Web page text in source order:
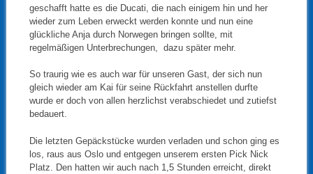
geschafft hatte es die Ducati, die nach einigem hin und her
wieder zum Leben erweckt werden konnte und nun eine
glückliche Anja durch Norwegen bringen sollte, mit
regelmäßigen Unterbrechungen, dazu später mehr.
So traurig wie es auch war für unseren Gast, der sich nun
gleich wieder am Kai für seine Rückfahrt anstellen durfte
wurde er doch von allen herzlichst verabschiedet und zutiefst
bedauert.
Die letzten Gepäckstücke wurden verladen und schon ging es
los, raus aus Oslo und entgegen unserem ersten Pick Nick
Platz. Den hatten wir auch nach 1,5 Stunden erreicht, direkt